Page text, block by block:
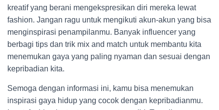
kreatif yang berani mengekspresikan diri mereka lewat
fashion. Jangan ragu untuk mengikuti akun-akun yang bisa
menginspirasi penampilanmu. Banyak influencer yang
berbagi tips dan trik mix and match untuk membantu kita
menemukan gaya yang paling nyaman dan sesuai dengan
kepribadian kita.
Semoga dengan informasi ini, kamu bisa menemukan
inspirasi gaya hidup yang cocok dengan kepribadianmu.